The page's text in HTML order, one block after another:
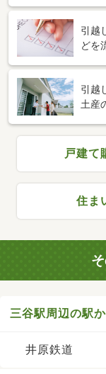
引越
どを
引越
土産
戸建て
住ま
三谷駅周辺の駅
井原鉄道